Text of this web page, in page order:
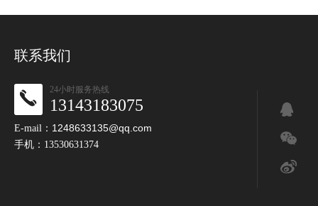
联系我们
24小时服务热线
13143183075
E-mail： 1248633135@qq.com
手机：13530631374